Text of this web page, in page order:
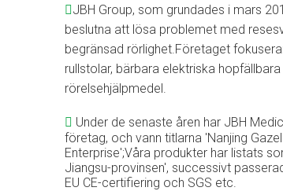
JBH Group, som grundades i mars
beslutna att lösa problemet med
begränsad rörlighet.Företaget
rullstolar, bärbara elektriska
rörelsehjälpmedel.
 Under de senaste åren har JBH
företag, och vann titlarna 'Nanjing
Enterprise';Våra produkter har listats
Jiangsu-provinsen', successivt
EU CE-certifiering och SGS etc.